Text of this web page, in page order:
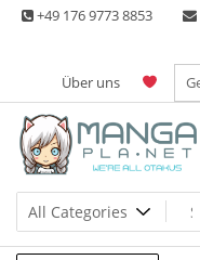
Skip +49 176 9773 8853
Über uns
Manga
Split Part Online Shop